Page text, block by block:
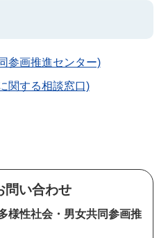
参画推進センター)
関する相談窓口)
問い合わせ
様性社会・男女共同参画推